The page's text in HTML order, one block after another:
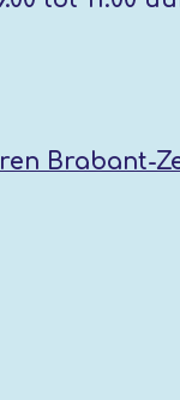
Brabant-